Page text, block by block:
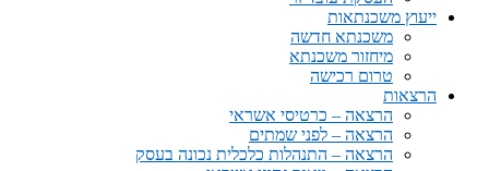
ייעוץ משכנתאות
משכנתא חדשה
מיחזור משכנתא
טרום רכישה
הרצאות
הרצאה – כרטיסי אשראי
הרצאה – לפני שמתים
הרצאה – התנהלות כלכלית נכונה בעסק